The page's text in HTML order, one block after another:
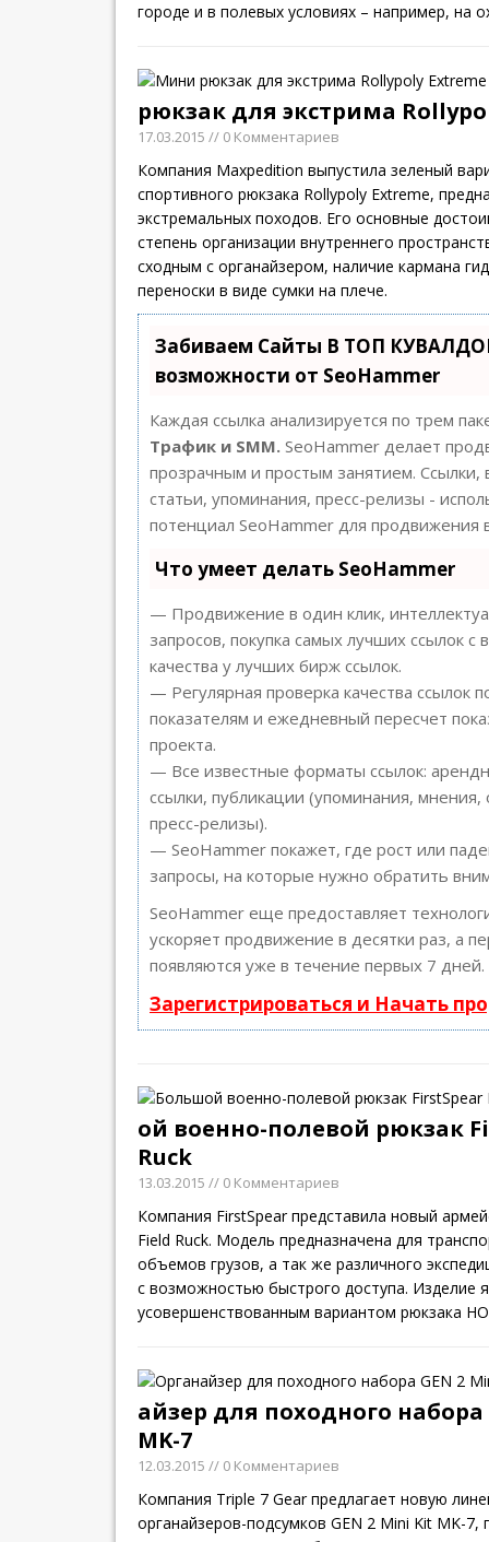
городе и в полевых условиях – например, на
рюкзак для экстрима
17.03.2015 // 0 Комментариев
Компания Maxpedition выпустила зеленый
спортивного рюкзака Rollypoly Extreme,
экстремальных походов. Его основные
степень организации внутреннего
сходным с органайзером, наличие кармана
переноски в виде сумки на плече.
Забиваем Сайты В ТОП
возможности от SeoHammer
Каждая ссылка анализируется по трем
Трафик и SMM. SeoHammer делает
прозрачным и простым занятием. Ссылки,
статьи, упоминания, пресс-релизы -
потенциал SeoHammer для продвижения
Что умеет делать SeoHammer
— Продвижение в один клик,
запросов, покупка самых лучших ссылок с
качества у лучших бирж ссылок.
— Регулярная проверка качества ссылок
показателям и ежедневный пересчет
проекта.
— Все известные форматы ссылок:
ссылки, публикации (упоминания, мнения,
пресс-релизы).
— SeoHammer покажет, где рост или
запросы, на которые нужно обратить
SeoHammer еще предоставляет
ускоряет продвижение в десятки раз, а
появляются уже в течение первых 7 дней.
Зарегистрироваться и Начать
ой военно-полевой рюкзак
Ruck
13.03.2015 // 0 Комментариев
Компания FirstSpear представила новый
Field Ruck. Модель предназначена для
объемов грузов, а так же различного
с возможностью быстрого доступа. Изделие
усовершенствованным вариантом рюкзака
айзер для походного набора
MK-7
12.03.2015 // 0 Комментариев
Компания Triple 7 Gear предлагает новую
органайзеров-подсумков GEN 2 Mini Kit MK-7,